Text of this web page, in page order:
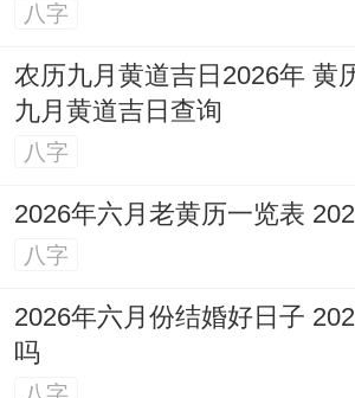
八字
农历九月黄道吉日2026年 黄
九月黄道吉日查询
八字
2026年六月老黄历一览表
八字
2026年六月份结婚好日子
吗